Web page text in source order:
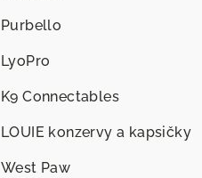
Purbello
LyoPro
K9 Connectables
LOUIE konzervy a kapsičky
West Paw